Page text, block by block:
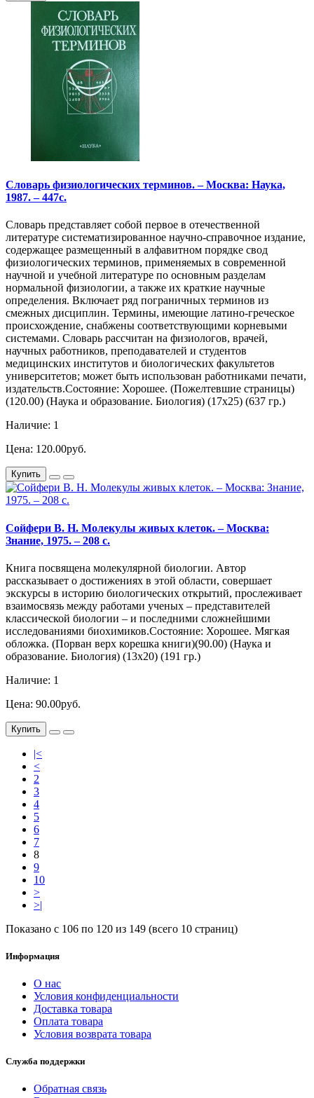
Словарь физиологических терминов. – Москва: Наука,
1987. – 447с.
Словарь представляет собой первое в отечественной
литературе систематизированное научно-справочное издание,
содержащее размещенный в алфавитном порядке свод
физиологических терминов, применяемых в современной
научной и учебной литературе по основным разделам
нормальной физиологии, а также их краткие научные
определения. Включает ряд пограничных терминов из
смежных дисциплин. Термины, имеющие латино-греческое
происхождение, снабжены соответствующими корневыми
системами. Словарь рассчитан на физиологов, врачей,
научных работников, преподавателей и студентов
медицинских институтов и биологических факультетов
университетов; может быть использован работниками печати,
издательств.Состояние: Хорошее. (Пожелтевшие страницы)
(120.00) (Наука и образование. Биология) (17х25) (637 гр.)
Наличие: 1
Цена: 120.00руб.
Купить
Сойфери В. Н. Молекулы живых клеток. – Москва:
Знание, 1975. – 208 с.
Книга посвящена молекулярной биологии. Автор
рассказывает о достижениях в этой области, совершает
экскурсы в историю биологических открытий, прослеживает
взаимосвязь между работами ученых – представителей
классической биологии – и последними сложнейшими
исследованиями биохимиков.Состояние: Хорошее. Мягкая
обложка. (Порван верх корешка книги)(90.00) (Наука и
образование. Биология) (13х20) (191 гр.)
Наличие: 1
Цена: 90.00руб.
Купить
|<
<
2
3
4
5
6
7
8
9
10
>
>|
Показано с 106 по 120 из 149 (всего 10 страниц)
Информация
О нас
Условия конфиденциальности
Доставка товара
Оплата товара
Условия возврата товара
Служба поддержки
Обратная связь